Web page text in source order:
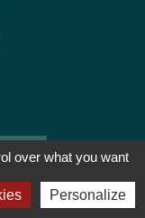
over what you want
Personalize